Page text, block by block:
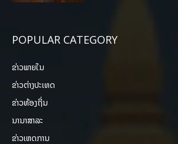
POPULAR CATEGORY
ຂ່າວພາຍ​ໃນ
ຂ່າວຕ່າງປະເທດ
ຂ່າວທ້ອງຖິ່ນ
ນານາສາລະ
ຂ່າວເຫດການ